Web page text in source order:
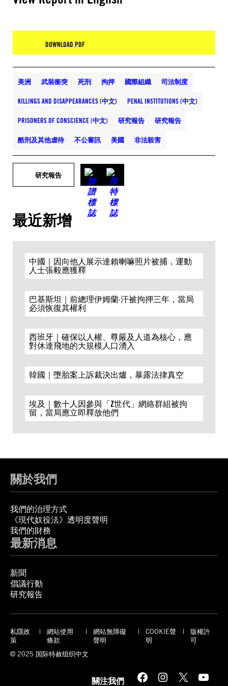
DOWNLOAD PDF
美洲 武裝衝突 死刑 拘押 國際組織 司法制度
KILLINGS AND DISAPPEARANCES (中文) PENAL INSTITUTIONS (中文)
PRISONERS OF CONSCIENCE (中文) 研究報告 研究報告
酷刑及其他虐待 不公審訊 美國 非法殺害
研究報告
最近新增
中國｜因向他人展示達賴喇嘛照片被捕，運動
人士張毅應獲釋
巴基斯坦｜前總理伊姆蘭·汗被拘押三年，當局
必須恢復其權利
西班牙｜確保以人權、尊嚴及人道為核心，應
對休達飛地的大規模人口湧入
韓國｜墮胎案上訴裁決出爐，暴露法律真空
埃及｜數十人因參與「Z世代」網絡群組被拘
留，當局應立即釋放他們
關於我們
我們的治理方式
《現代奴役法》透明度聲明
我們的財務
最新消息
新聞
倡議行動
研究報告
私隱政
策
網站使用
條款
網站無障礙
聲明
COOKIE聲
明
版權許
可
© 2025 国际特赦组织中文
關注我們 Facebook Instagram X YouTube